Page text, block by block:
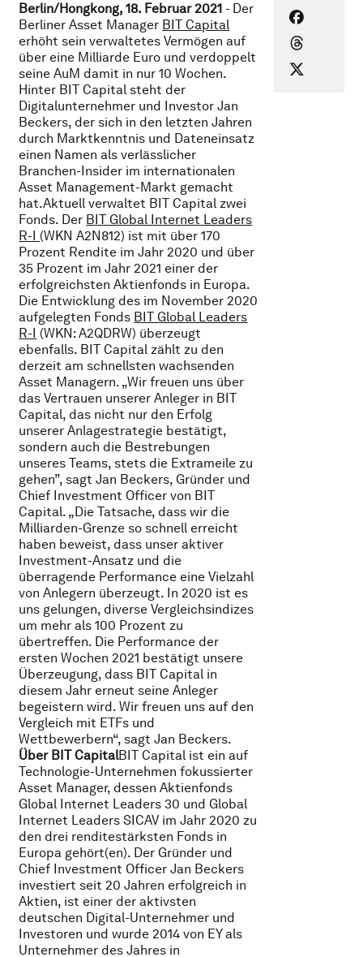
Berlin/Hongkong, 18. Februar 2021 - Der
Berliner Asset Manager BIT Capital
erhöht sein verwaltetes Vermögen auf
über eine Milliarde Euro und verdoppelt
seine AuM damit in nur 10 Wochen.
Hinter BIT Capital steht der
Digitalunternehmer und Investor Jan
Beckers, der sich in den letzten Jahren
durch Marktkenntnis und Dateneinsatz
einen Namen als verlässlicher
Branchen-Insider im internationalen
Asset Management-Markt gemacht
hat.Aktuell verwaltet BIT Capital zwei
Fonds. Der BIT Global Internet Leaders
R-I (WKN A2N812) ist mit über 170
Prozent Rendite im Jahr 2020 und über
35 Prozent im Jahr 2021 einer der
erfolgreichsten Aktienfonds in Europa.
Die Entwicklung des im November 2020
aufgelegten Fonds BIT Global Leaders
R-I (WKN: A2QDRW) überzeugt
ebenfalls. BIT Capital zählt zu den
derzeit am schnellsten wachsenden
Asset Managern. „Wir freuen uns über
das Vertrauen unserer Anleger in BIT
Capital, das nicht nur den Erfolg
unserer Anlagestrategie bestätigt,
sondern auch die Bestrebungen
unseres Teams, stets die Extrameile zu
gehen”, sagt Jan Beckers, Gründer und
Chief Investment Officer von BIT
Capital. „Die Tatsache, dass wir die
Milliarden-Grenze so schnell erreicht
haben beweist, dass unser aktiver
Investment-Ansatz und die
überragende Performance eine Vielzahl
von Anlegern überzeugt. In 2020 ist es
uns gelungen, diverse Vergleichsindizes
um mehr als 100 Prozent zu
übertreffen. Die Performance der
ersten Wochen 2021 bestätigt unsere
Überzeugung, dass BIT Capital in
diesem Jahr erneut seine Anleger
begeistern wird. Wir freuen uns auf den
Vergleich mit ETFs und
Wettbewerbern“, sagt Jan Beckers.
Über BIT CapitalBIT Capital ist ein auf
Technologie-Unternehmen fokussierter
Asset Manager, dessen Aktienfonds
Global Internet Leaders 30 und Global
Internet Leaders SICAV im Jahr 2020 zu
den drei renditestärksten Fonds in
Europa gehört(en). Der Gründer und
Chief Investment Officer Jan Beckers
investiert seit 20 Jahren erfolgreich in
Aktien, ist einer der aktivsten
deutschen Digital-Unternehmer und
Investoren und wurde 2014 von EY als
Unternehmer des Jahres in